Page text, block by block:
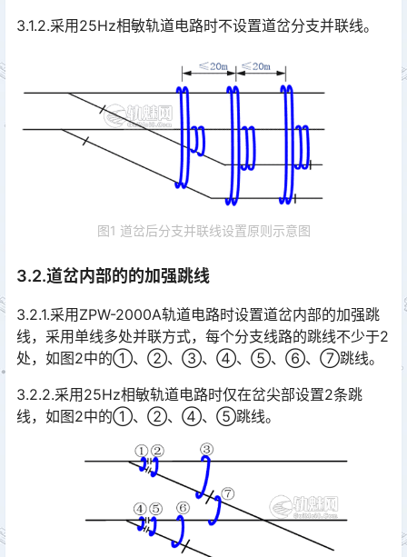
3.1.2.采用25Hz相敏轨道电路时不设置道岔分支并联线。
图1 道岔后分支并联线设置原则示意图
3.2.道岔内部的的加强跳线
3.2.1.采用ZPW-2000A轨道电路时设置道岔内部的加强跳
线，采用单线多处并联方式，每个分支线路的跳线不少于2
处，如图2中的①、②、③、④、⑤、⑥、⑦跳线。󠅅󠅃󠄵󠅂󠄪󠇖󠆨󠆨󠇕󠆞󠆒󠅬󠇘󠆭󠆘󠇙󠆝󠅵󠇗󠆭󠆁󠄐󠇗󠅹󠅸󠇖󠆍󠅳󠇖󠅹󠅰󠇖󠆌󠅹
3.2.2.采用25Hz相敏轨道电路时仅在岔尖部设置2条跳
线，如图2中的①、②、④、⑤跳线。